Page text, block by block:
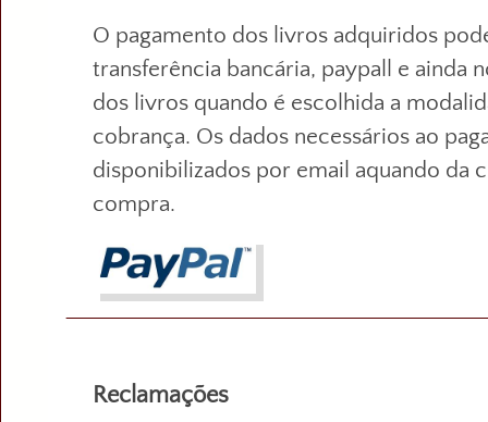
O pagamento dos livros adquiridos
transferência bancária, paypall e ainda
dos livros quando é escolhida a
cobrança. Os dados necessários ao
disponibilizados por email aquando da
compra.
Reclamações